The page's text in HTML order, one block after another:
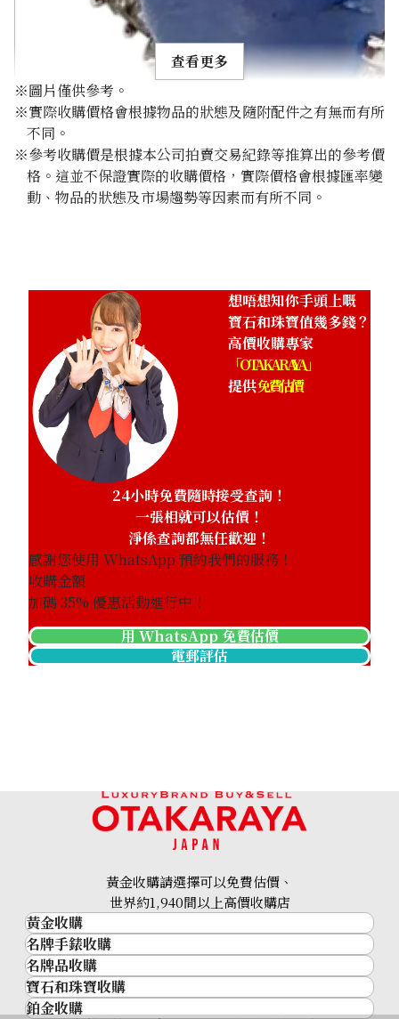
Pt･Pm900 Star Sapphire Diamond Ring 10.97ct
參考回收價
Pt･Pm900 Star Sapphire Diamond Ring 12.05ct
參考回收價
HKD 17,475.03
查看更多
※圖片僅供參考。
※實際收購價格會根據物品的狀態及隨附配件之有無而有所
不同。
※參考收購價是根據本公司拍賣交易紀錄等推算出的參考價
格。這並不保證實際的收購價格，實際價格會根據匯率變
動、物品的狀態及市場趨勢等因素而有所不同。
想唔想知你手頭上嘅
寶石和珠寶值幾多錢？
高價收購專家
「OTAKARAYA」
提供免費估價
24小時免費隨時接受查詢！
一張相就可以估價！
淨係查詢都無任歡迎！
感謝您使用 WhatsApp 預約我們的服務！
收購金額
加碼35% 優惠活動進行中！
用 WhatsApp 免費估價
電郵評估
黃金收購請選擇可以免費估價、
世界約1,940間以上高價收購店
黃金收購
黃金･金條
金條
金幣及銀幣
過去十年黃金價格
名牌手錶收購
名牌手錶收購
勞力士 (Rolex)
Patek Philippe
名牌品收購
名牌品收購
HERMES
寶石和珠寶收購
寶石和珠寶
鉑金收購